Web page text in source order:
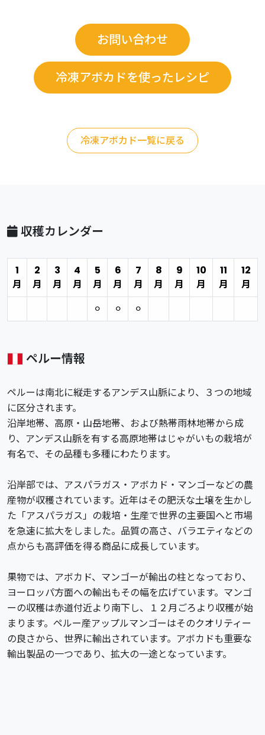
お問い合わせ
冷凍アボカドを使ったレシピ
冷凍アボカド一覧に戻る
収穫カレンダー
1
月
2
月
3
月
4
月
5
月
6
月
7
月
8
月
9
月
10
月
11
月
12
月
⚪︎
⚪︎ ⚪︎
ペルー情報
ペルーは南北に縦走するアンデス山脈により、３つの地域
に区分されます。
沿岸地帯、高原・山岳地帯、および熱帯雨林地帯から成
り、アンデス山脈を有する高原地帯はじゃがいもの栽培が
有名で、その品種も多種にわたります。
沿岸部では、アスパラガス・アボカド・マンゴーなどの農
産物が収穫されています。近年はその肥沃な土壌を生かし
た「アスパラガス」の栽培・生産で世界の主要国へと市場
を急速に拡大をしました。品質の高さ、バラエティなどの
点からも高評価を得る商品に成長しています。
果物では、アボカド、マンゴーが輸出の柱となっており、
ヨーロッパ方面への輸出もその幅を広げています。マンゴ
ーの収穫は赤道付近より南下し、１２月ごろより収穫が始
まります。ペルー産アップルマンゴーはそのクオリティー
の良さから、世界に輸出されています。アボカドも重要な
輸出製品の一つであり、拡大の一途となっています。